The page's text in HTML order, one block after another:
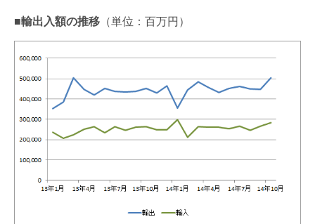
■輸出入額の推移 （単位：百万円）